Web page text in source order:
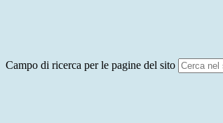
Campo di ricerca per le pagine del sito